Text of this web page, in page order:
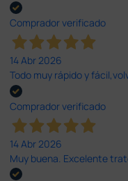
Comprador verificado
14 Abr 2026
Todo muy rápido y
Comprador verificado
14 Abr 2026
Muy buena. Excelente